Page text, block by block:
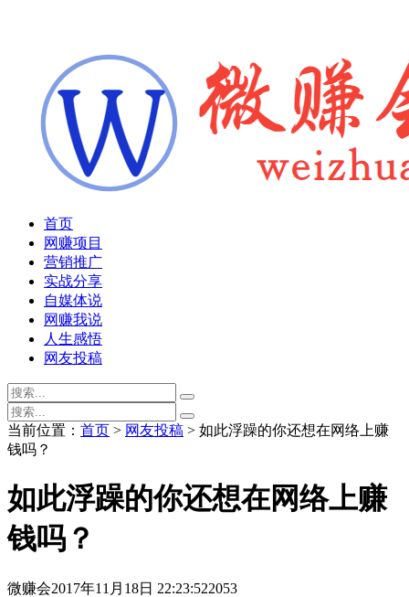
首页
网赚项目
营销推广
实战分享
自媒体说
网赚我说
人生感悟
网友投稿
当前位置： 首页 > 网友投稿 > 如此浮躁的你还想在网络上赚
钱吗？
如此浮躁的你还想在网络上赚
钱吗？
微赚会2017年11月18日 22:23:522053